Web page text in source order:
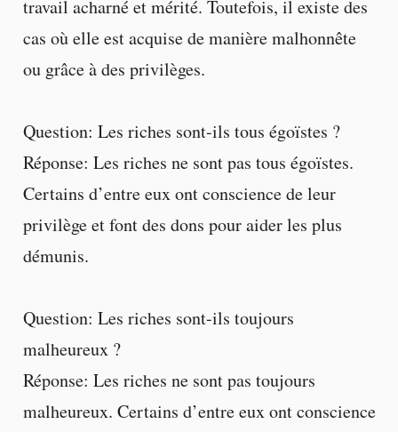
travail acharné et mérité. Toutefois, il existe des
cas où elle est acquise de manière malhonnête
ou grâce à des privilèges.
Question: Les riches sont-ils tous égoïstes ?
Réponse: Les riches ne sont pas tous égoïstes.
Certains d’entre eux ont conscience de leur
privilège et font des dons pour aider les plus
démunis.
Question: Les riches sont-ils toujours
malheureux ?
Réponse: Les riches ne sont pas toujours
malheureux. Certains d’entre eux ont conscience